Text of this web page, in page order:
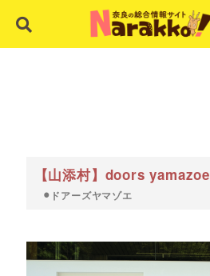
【山添村】doors yamazoe
⚫︎ドアーズヤマゾエ